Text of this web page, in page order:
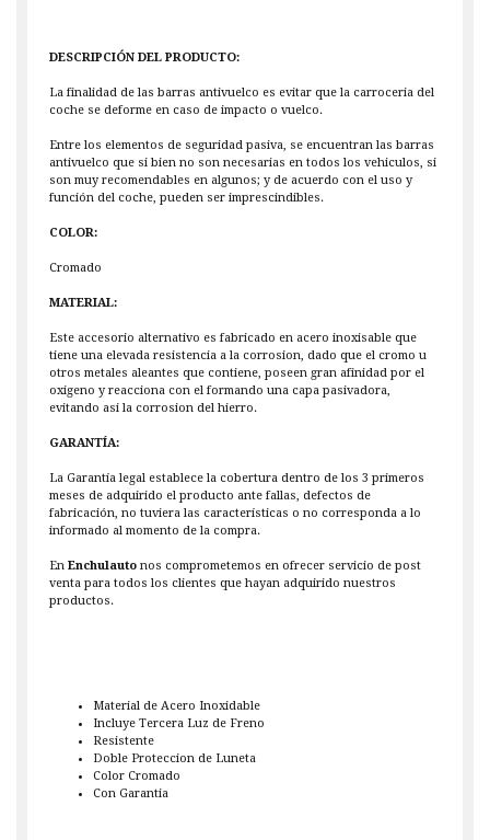
DESCRIPCIÓN DEL PRODUCTO:
La finalidad de las barras antivuelco es evitar que la carroceria del
coche se deforme en caso de impacto o vuelco.
Entre los elementos de seguridad pasiva, se encuentran las barras
antivuelco que si bien no son necesarias en todos los vehiculos, si
son muy recomendables en algunos; y de acuerdo con el uso y
función del coche, pueden ser imprescindibles.
COLOR:
Cromado
MATERIAL:
Este accesorio alternativo es fabricado en acero inoxisable que
tiene una elevada resistencia a la corrosion, dado que el cromo u
otros metales aleantes que contiene, poseen gran afinidad por el
oxigeno y reacciona con el formando una capa pasivadora,
evitando asi la corrosion del hierro.
GARANTÍA:
La Garantía legal establece la cobertura dentro de los 3 primeros
meses de adquirido el producto ante fallas, defectos de
fabricación, no tuviera las características o no corresponda a lo
informado al momento de la compra.
En Enchulauto nos comprometemos en ofrecer servicio de post
venta para todos los clientes que hayan adquirido nuestros
productos.
Material de Acero Inoxidable
Incluye Tercera Luz de Freno
Resistente
Doble Proteccion de Luneta
Color Cromado
Con Garantia